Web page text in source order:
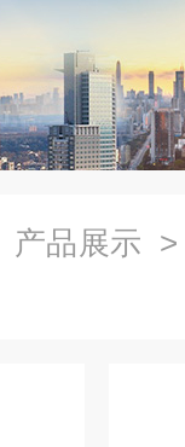
产品展示